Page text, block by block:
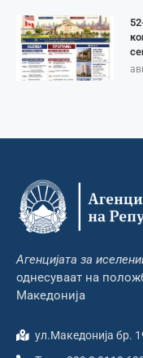
Агенцијата за
однесуваат на
Македонија
ул.Македонија бр.